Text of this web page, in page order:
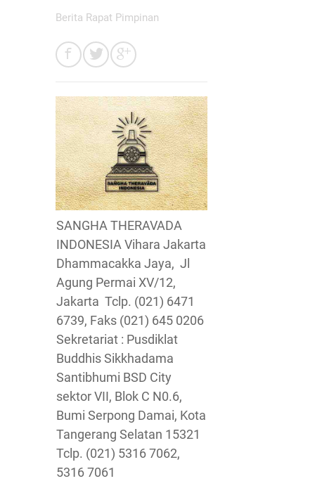
Berita Rapat Pimpinan
SANGHA THERAVADA
INDONESIA Vihara Jakarta
Dhammacakka Jaya, Jl
Agung Permai XV/12,
Jakarta Tclp. (021) 6471
6739, Faks (021) 645 0206
Sekretariat : Pusdiklat
Buddhis Sikkhadama
Santibhumi BSD City
sektor VII, Blok C N0.6,
Bumi Serpong Damai, Kota
Tangerang Selatan 15321
Tclp. (021) 5316 7062,
5316 7061